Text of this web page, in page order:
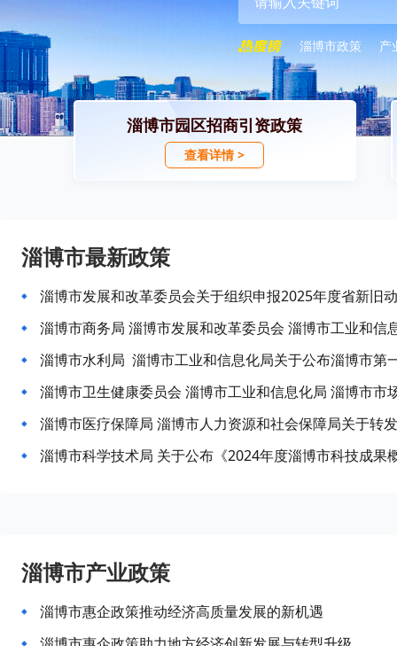
淄博市政策 产
淄博市园区招商引资政策
查看详情 >
淄博市最新政策
淄博市科学技术局 关于公布《2024年度淄博市科技成果
淄博市产业政策
淄博市惠企政策推动经济高质量发展的新机遇